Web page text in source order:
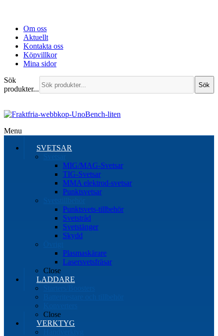
Om oss
Aktuellt
Kontakta oss
Köpvillkor
Mina sidor
Sök
produkter...
Sök
Menu
SVETSAR
MIG/MAG-Svetsar
TIG-Svetsar
MMA elektrod-svetsar
Punktsvetsar
Punktsvets-tillbehör
Svetstråd
Svetstänger
Skydd
Plasmaskärare
Lasersvetsfräsar
Close
LADDARE
Close
VERKTYG